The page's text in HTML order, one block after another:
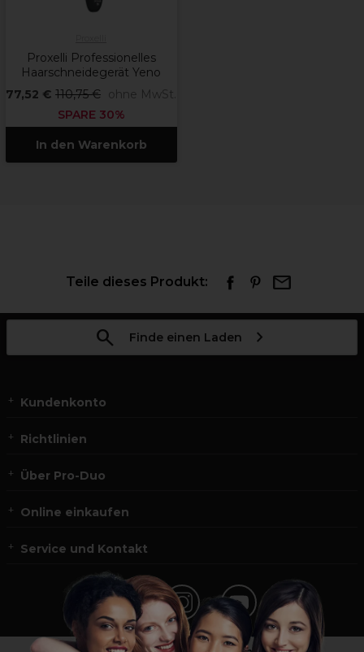
Proxelli Professionelles
Haarschneidegerät Yeno
77,52 € 110,75 € ohne MwSt.
SPARE 30%
In den Warenkorb
Teile dieses Produkt:
Finde einen Laden
Kundenkonto
Richtlinien
Über Pro-Duo
Online einkaufen
Service und Kontakt